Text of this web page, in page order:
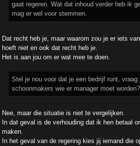
gaat regeren. Wat dat inhoud verder heb ik
mag er wel voor stemmen.
Dat recht heb je, maar waarom zou je er iets
hoeft niet en ook dat recht heb je.
Het is aan jou om er wat mee te doen.
Stel je nou voor dat je een bedrijf runt, vraag
schoonmakers wie er manager moet
Nee, maar die situatie is niet te vergelijken.
In dat geval is de verhouding dat ik hen betaal
maken.
In het geval van de regering kies jij iemand die